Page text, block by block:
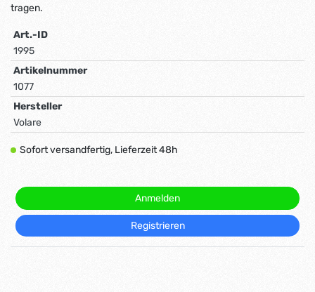
tragen.
Art.-ID
1995
Artikelnummer
1077
Hersteller
Volare
Sofort versandfertig, Lieferzeit 48h
Anmelden
Registrieren